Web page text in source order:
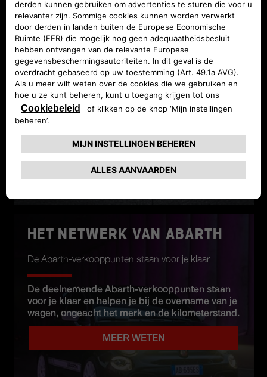
Waardebepaling van alle merken, een eenvoudige
administratieve procedure.
Je krijgt een correcte waardebepaling dankzij
de expertise van onze experten. Je kan
vervolgens je wagen eenvoudig laten overnemen
door één van onze verkooppunten.
HET NETWERK VAN ABARTH
De Abarth-verkooppunten staan voor je klaar
De deelnemende Abarth-verkooppunten staan
voor je klaar en helpen je bij de overname van je
wagen, ongeacht het merk en de kilometerstand.
MEER WETEN